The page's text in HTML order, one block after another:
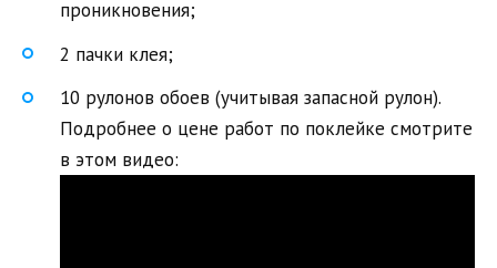
проникновения;
2 пачки клея;
10 рулонов обоев (учитывая запасной рулон).
Подробнее о цене работ по поклейке смотрите
в этом видео: